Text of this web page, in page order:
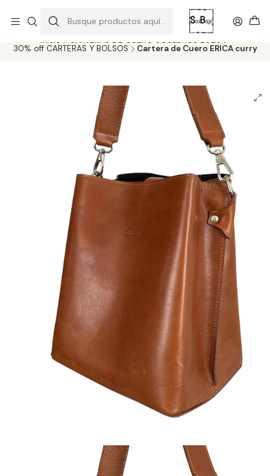
SOLO EL CUERO REEMPLAZA AL CUERO Todas las carteras acá
Inicio
CARTERAS DE CUERO SOULBAGS 2026
30% off CARTERAS Y BOLSOS
Cartera de Cuero ERICA curry